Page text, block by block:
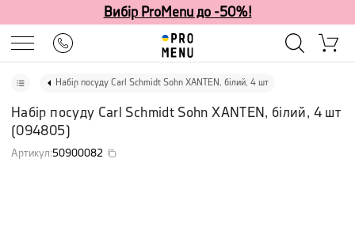
Вибір ProMenu до -50%!
Набір посуду Carl Schmidt Sohn XANTEN, білий, 4 шт
Набір посуду Carl Schmidt Sohn XANTEN, білий, 4 шт
(094805)
Артикул:50900082